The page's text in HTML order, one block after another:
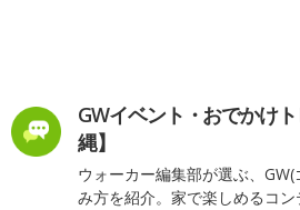
GWイベント・おでかけ
縄】
ウォーカー編集部が選ぶ、
み方を紹介。家で楽しめるコン